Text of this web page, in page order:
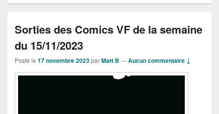
Sorties des Comics VF de la semaine
du 15/11/2023
Posté le 17 novembre 2023parMatt B —Aucun commentaire ↓